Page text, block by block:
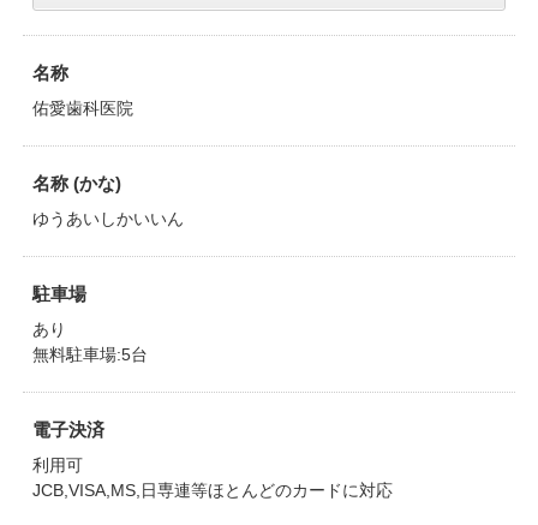
名称
佑愛歯科医院
名称 (かな)
ゆうあいしかいいん
駐車場
あり
無料駐車場:5台
電子決済
利用可
JCB,VISA,MS,日専連等ほとんどのカードに対応